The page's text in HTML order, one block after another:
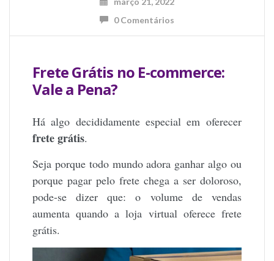
0 Comentários
Frete Grátis no E-commerce:
Vale a Pena?
Há algo decididamente especial em oferecer
frete grátis.
Seja porque todo mundo adora ganhar algo ou
porque pagar pelo frete chega a ser doloroso,
pode-se dizer que:o volume de vendas
aumenta quando a loja virtual oferece frete
grátis.